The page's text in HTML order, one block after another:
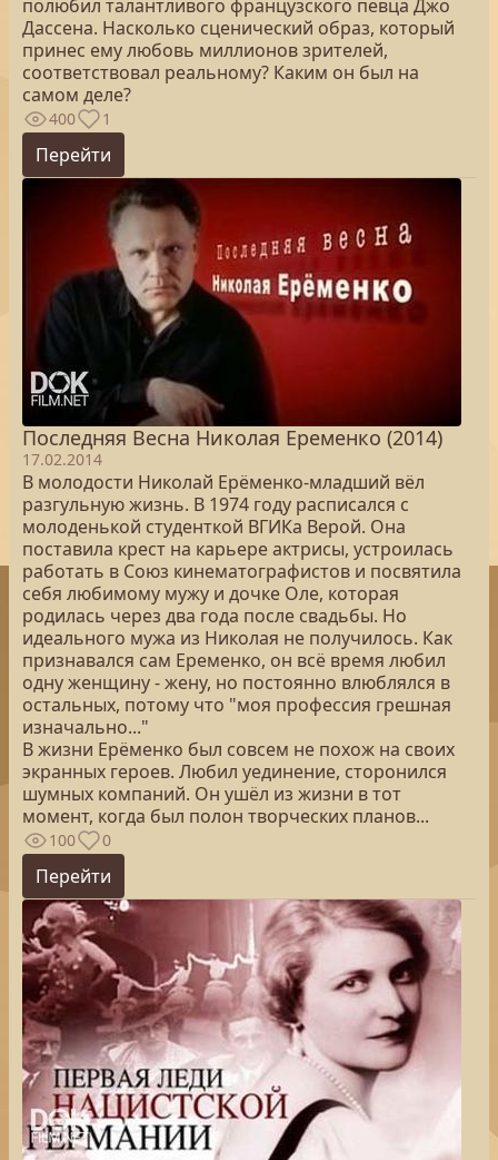
полюбил талантливого французского певца Джо
Дассена. Насколько сценический образ, который
принес ему любовь миллионов зрителей,
соответствовал реальному? Каким он был на
самом деле?
400 1
Перейти
Последняя Весна Николая Еременко (2014)
17.02.2014
В молодости Николай Ерёменко-младший вёл
разгульную жизнь. В 1974 году расписался с
молоденькой студенткой ВГИКа Верой. Она
поставила крест на карьере актрисы, устроилась
работать в Союз кинематографистов и посвятила
себя любимому мужу и дочке Оле, которая
родилась через два года после свадьбы. Но
идеального мужа из Николая не получилось. Как
признавался сам Еременко, он всё время любил
одну женщину - жену, но постоянно влюблялся в
остальных, потому что "моя профессия грешная
изначально..."
В жизни Ерёменко был совсем не похож на своих
экранных героев. Любил уединение, сторонился
шумных компаний. Он ушёл из жизни в тот
момент, когда был полон творческих планов...
100 0
Перейти